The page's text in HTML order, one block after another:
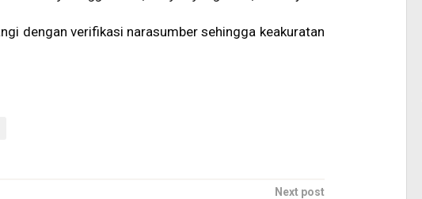
dengan verifikasi narasumber sehingga keakuratan
Next post